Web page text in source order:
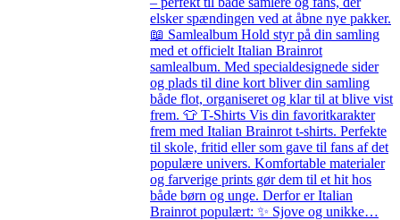
elsker spændingen ved at åbne nye pakker.
📖 Samlealbum Hold styr på din samling
med et officielt Italian Brainrot
samlealbum. Med specialdesignede sider
og plads til dine kort bliver din samling
både flot, organiseret og klar til at blive vist
frem. 👕 T-Shirts Vis din favoritkarakter
frem med Italian Brainrot t-shirts. Perfekte
til skole, fritid eller som gave til fans af det
populære univers. Komfortable materialer
og farverige prints gør dem til et hit hos
både børn og unge. Derfor er Italian
Brainrot populært: ✨ Sjove og unikke…